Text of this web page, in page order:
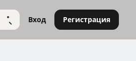
НАЙТИВход Регистрация